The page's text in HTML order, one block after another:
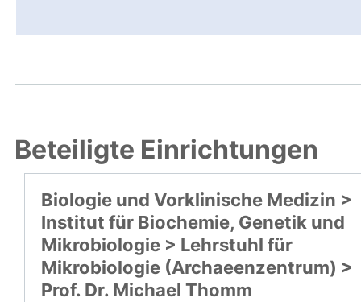
Beteiligte Einrichtungen
Biologie und Vorklinische Medizin >
Institut für Biochemie, Genetik und
Mikrobiologie > Lehrstuhl für
Mikrobiologie (Archaeenzentrum) >
Prof. Dr. Michael Thomm